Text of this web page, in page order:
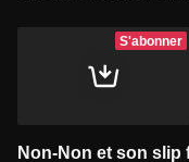
S'abonner
Non-Non et son slip